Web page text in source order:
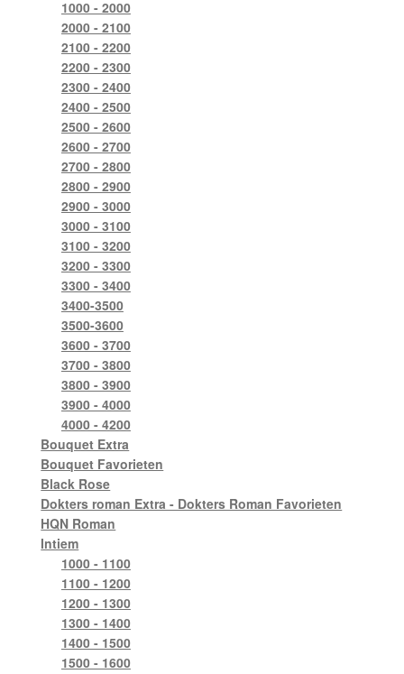
1000 - 2000
2000 - 2100
2100 - 2200
2200 - 2300
2300 - 2400
2400 - 2500
2500 - 2600
2600 - 2700
2700 - 2800
2800 - 2900
2900 - 3000
3000 - 3100
3100 - 3200
3200 - 3300
3300 - 3400
3400-3500
3500-3600
3600 - 3700
3700 - 3800
3800 - 3900
3900 - 4000
4000 - 4200
Bouquet Extra
Bouquet Favorieten
Black Rose
Dokters roman Extra - Dokters Roman Favorieten
HQN Roman
Intiem
1000 - 1100
1100 - 1200
1200 - 1300
1300 - 1400
1400 - 1500
1500 - 1600